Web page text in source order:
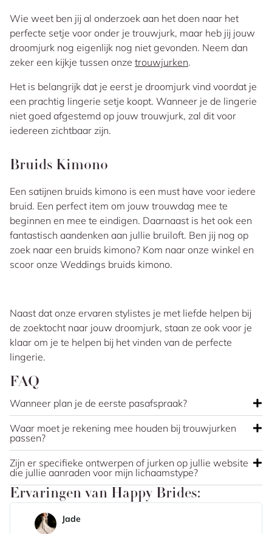
Wie weet ben jij al onderzoek aan het doen naar het
perfecte setje voor onder je trouwjurk, maar heb jij jouw
droomjurk nog eigenlijk nog niet gevonden. Neem dan
zeker een kijkje tussen onze trouwjurken.
Het is belangrijk dat je eerst je droomjurk vind voordat je
een prachtig lingerie setje koopt. Wanneer je de lingerie
niet goed afgestemd op jouw trouwjurk, zal dit voor
iedereen zichtbaar zijn.
Bruids Kimono
Een satijnen bruids kimono is een must have voor iedere
bruid. Een perfect item om jouw trouwdag mee te
beginnen en mee te eindigen. Daarnaast is het ook een
fantastisch aandenken aan jullie bruiloft. Ben jij nog op
zoek naar een bruids kimono? Kom naar onze winkel en
scoor onze Weddings bruids kimono.
Naast dat onze ervaren stylistes je met liefde helpen bij
de zoektocht naar jouw droomjurk, staan ze ook voor je
klaar om je te helpen bij het vinden van de perfecte
lingerie.
FAQ
Wanneer plan je de eerste pasafspraak?
Waar moet je rekening mee houden bij trouwjurken
passen?
Zijn er specifieke ontwerpen of jurken op jullie website
die jullie aanraden voor mijn lichaamstype?
Ervaringen van Happy Brides:
Lisanne